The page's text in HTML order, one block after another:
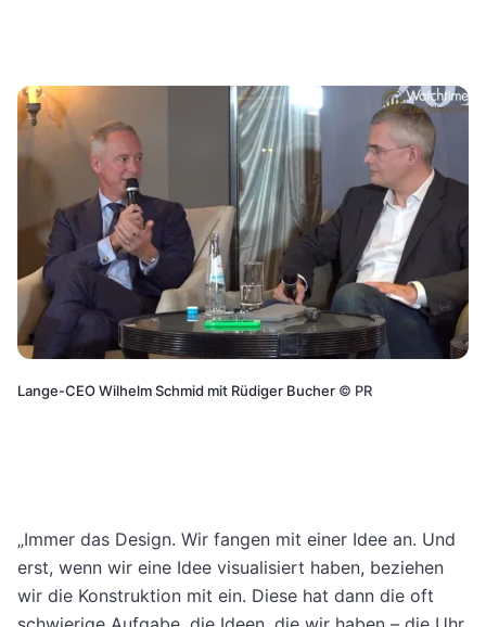
Lange-CEO Wilhelm Schmid mit Rüdiger Bucher © PR
„Immer das Design. Wir fangen mit einer Idee an. Und
erst, wenn wir eine Idee visualisiert haben, beziehen
wir die Konstruktion mit ein. Diese hat dann die oft